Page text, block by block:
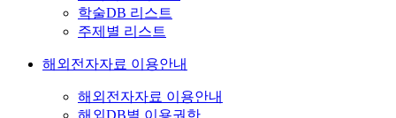
학술DB 리스트
주제별 리스트
해외전자자료 이용안내
해외전자자료 이용안내
해외DB별 이용권한